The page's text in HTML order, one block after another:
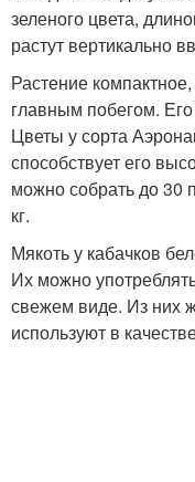
зеленого цвета,
растут вертикально
Растение
главным побегом.
Цветы у сорта
способствует его
можно собрать до 30
кг.
Мякоть у кабачков
Их можно
свежем виде. Из них
используют в